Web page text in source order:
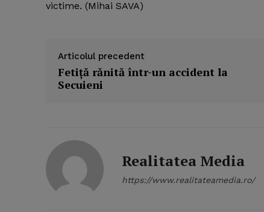
victime. (Mihai SAVA)
Articolul precedent
Fetiţă rănită într-un accident la
Secuieni
Realitatea Media
https://www.realitateamedia.ro/